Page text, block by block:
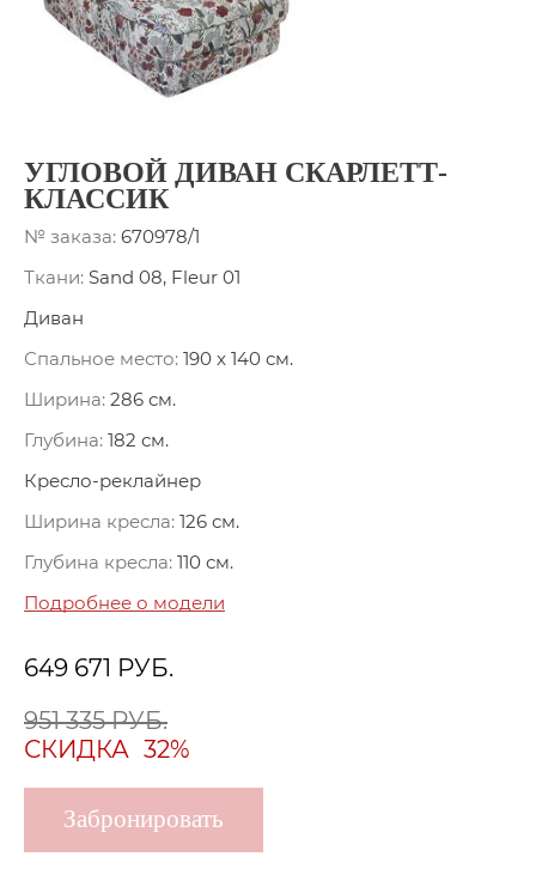
УГЛОВОЙ ДИВАН СКАРЛЕТТ-
КЛАССИК
№ заказа: 670978/1
Ткани: Sand 08, Fleur 01
Диван
Спальное место: 190 x 140 см.
Ширина: 286 см.
Глубина: 182 см.
Кресло-реклайнер
Ширина кресла: 126 см.
Глубина кресла: 110 см.
Подробнее о модели
649 671 РУБ.
951 335 РУБ.
СКИДКА 32%
Забронировать